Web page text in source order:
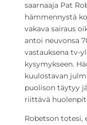
saarnaaja Pat
hämmennystä
vakava sairaus
antoi neuvonsa
vastauksena tv-
kysymykseen.
kuulostavan
puolison täytyy
riittävä
Robetson